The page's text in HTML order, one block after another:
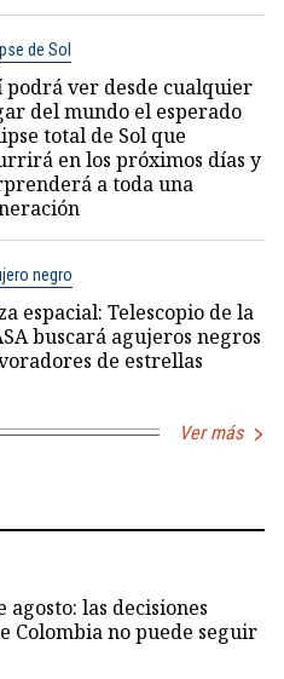
de Sol
podrá ver desde cualquier
del mundo el esperado
total de Sol que
en los próximos días y
a toda una
negro
espacial: Telescopio de la
buscará agujeros negros
de estrellas
Ver más
agosto: las decisiones
Colombia no puede seguir